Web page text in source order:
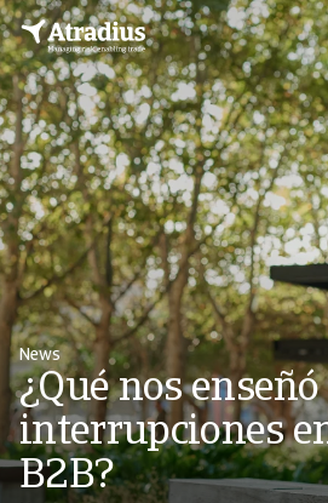
News
¿Qué nos
interrupciones
B2B?